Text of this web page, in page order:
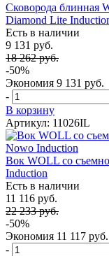
Сковорода блинная
Diamond Lite
Есть в наличии
9 131 руб.
18 262 руб.
-50%
Экономия 9 131 руб.
-
В корзину
Артикул: 11026IL
Вок WOLL со
Induction
Есть в наличии
11 116 руб.
22 233 руб.
-50%
Экономия 11 117 руб.
-